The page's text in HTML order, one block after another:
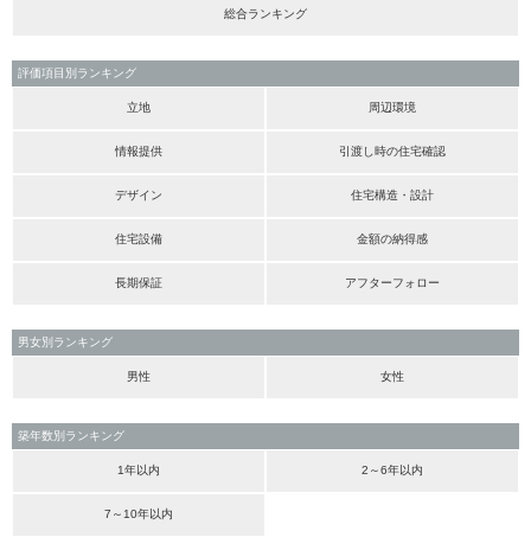
総合ランキング
評価項目別ランキング
立地 周辺環境
情報提供 引渡し時の住宅確認
デザイン 住宅構造・設計
住宅設備 金額の納得感
長期保証 アフターフォロー
男女別ランキング
男性 女性
築年数別ランキング
1年以内 2～6年以内
7～10年以内